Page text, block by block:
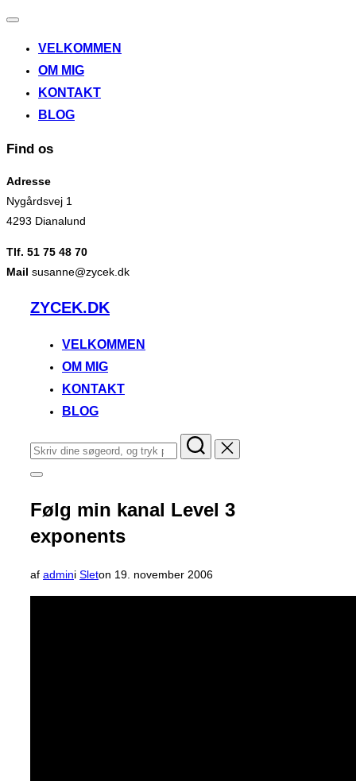
Slå
til/fra
VELKOMMEN
OM MIG
KONTAKT
BLOG
Find os
Adresse
Nygårdsvej 1
4293 Dianalund
Tlf. 51 75 48 70
Mail susanne@zycek.dk
VidereZYCEK.DK
VELKOMMEN
OM MIG
KONTAKT
BLOG
Søg
efter:
Slå
i
sidekolonne
Følg min kanal Level 3
exponents
af admini Sleton Udgivet
d.
19. november 2006